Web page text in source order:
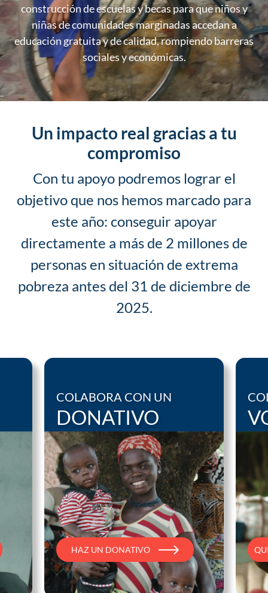
construcción de escuelas y becas para que niños y
niñas de comunidades marginadas accedan a
educación gratuita y de calidad, rompiendo barreras
sociales y económicas.
Un impacto real gracias a tu
compromiso
Con tu apoyo podremos lograr el
objetivo que nos hemos marcado para
este año: conseguir apoyar
directamente a más de 2 millones de
personas en situación de extrema
pobreza antes del 31 de diciembre de
2025.
COLABORA CON UN
DONATIVO
HAZ UN DONATIVO